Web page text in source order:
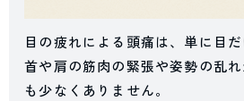
目の疲れによる頭痛は、単に目だ
首や肩の筋肉の緊張や姿勢の乱
も少なくありません。